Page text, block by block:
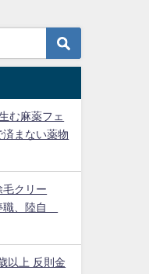
む麻薬フェ
まない薬物
毛クリー
職、陸自
以上 反則金